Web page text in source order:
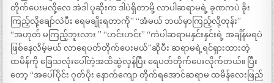
တိုက်ပေးမလို့လေ အဲဒါ ပုဆိုးက ဒါပဲရှိတာမို့ လာပါဆရာမရဲ့ ခုဏကပဲ ခိုး
ကြည့်လို့ချော်လဲပီး ရေမချိုးရတာကို” “‌အံမယ် ဘယ်မှာကြည့်လို့တုန်း”
“‌အဟုတ် မကြည့်ဘူးလား ” “‌ဟင်းဟင်း” “‌ကဲပါဆရာမနှင်းနှင်းရဲ့ အချိန်မရပဲ
ဖြစ်နေလိမ့်မယ် လာရေပတ်တိုက်ပေးမယ်”ဆိုပီး ဆရာမရဲ့ရင်ရှားထားတဲ့
ထမိန်ကို ခြေသလုံးပေါ်တဲ့အထိဆွဲလှန်ပြီး ရေပတ်တိုက်ပေးလိုက်တယ်။ ပြီး
တော့ “အပေါ်ပိုင်း ဂုတ်ပိုး နောက်ကျော တိုက်ရအောင်ဆရာမ ထမိန်လေးဖြည်